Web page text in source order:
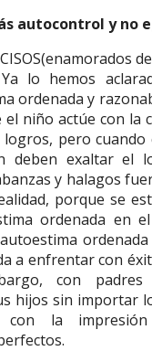
autocontrol y no
Ya lo hemos
ordenada y
niño actúe con la
pero cuando
deben exaltar el
y halagos
porque se
ordenada en
a enfrentar con
con padres
hijos sin importar
con la